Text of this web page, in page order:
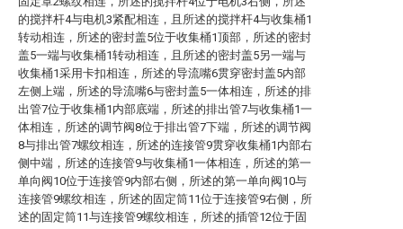
的搅拌杆4与电机3紧配相连，且所述的搅拌杆4与收集桶1
转动相连，所述的密封盖5位于收集桶1顶部，所述的密封
盖5一端与收集桶1转动相连，且所述的密封盖5另一端与
收集桶1采用卡扣相连，所述的导流嘴6贯穿密封盖5内部
左侧上端，所述的导流嘴6与密封盖5一体相连，所述的排
出管7位于收集桶1内部底端，所述的排出管7与收集桶1一
体相连，所述的调节阀8位于排出管7下端，所述的调节阀
8与排出管7螺纹相连，所述的连接管9贯穿收集桶1内部右
侧中端，所述的连接管9与收集桶1一体相连，所述的第一
单向阀10位于连接管9内部右侧，所述的第一单向阀10与
连接管9螺纹相连，所述的固定筒11位于连接管9右侧，所
述的固定筒11与连接管9螺纹相连，所述的插管12位于固